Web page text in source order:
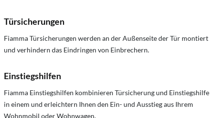
Türsicherungen
Fiamma Türsicherungen werden an der Außenseite der Tür montiert
und verhindern das Eindringen von Einbrechern.
Einstiegshilfen
Fiamma Einstiegshilfen kombinieren Türsicherung und Einstiegshilfe
in einem und erleichtern Ihnen den Ein- und Ausstieg aus Ihrem
Wohnmobil oder Wohnwagen.